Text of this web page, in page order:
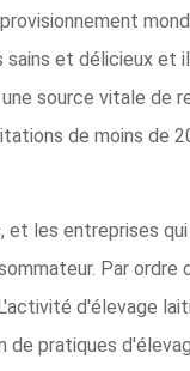
et délicieux et
source vitale de
de moins de
les entreprises
Par
d'élevage
pratiques